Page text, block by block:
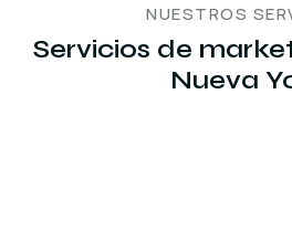
NUESTROS
Servicios de
Nueva